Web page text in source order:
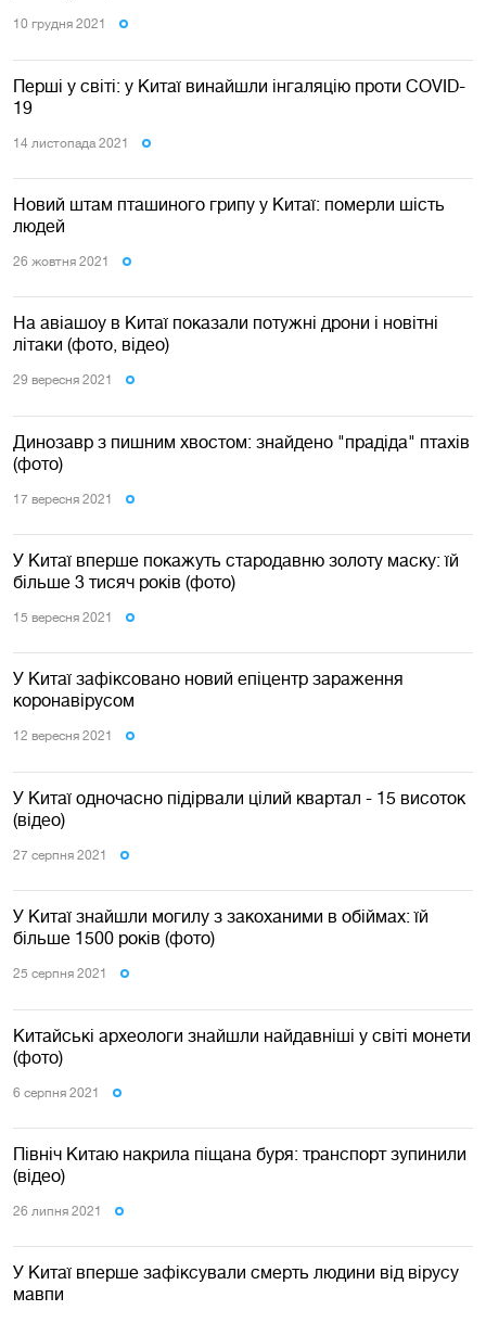
10 грудня 2021
Перші у світі: у Китаї винайшли інгаляцію проти COVID-
19
14 листопада 2021
Новий штам пташиного грипу у Китаї: померли шість
людей
26 жовтня 2021
На авіашоу в Китаї показали потужні дрони і новітні
літаки (фото, відео)
29 вересня 2021
Динозавр з пишним хвостом: знайдено "прадіда" птахів
(фото)
17 вересня 2021
У Китаї вперше покажуть стародавню золоту маску: їй
більше 3 тисяч років (фото)
15 вересня 2021
У Китаї зафіксовано новий епіцентр зараження
коронавірусом
12 вересня 2021
У Китаї одночасно підірвали цілий квартал - 15 висоток
(відео)
27 серпня 2021
У Китаї знайшли могилу з закоханими в обіймах: їй
більше 1500 років (фото)
25 серпня 2021
Китайські археологи знайшли найдавніші у світі монети
(фото)
6 серпня 2021
Північ Китаю накрила піщана буря: транспорт зупинили
(відео)
26 липня 2021
У Китаї вперше зафіксували смерть людини від вірусу
мавпи